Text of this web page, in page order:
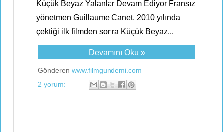
Küçük Beyaz Yalanlar Devam Ediyor Fransız
yönetmen Guillaume Canet, 2010 yılında
çektiği ilk filmden sonra Küçük Beyaz...
Devamını Oku »
Gönderen www.filmgundemi.com
2 yorum: